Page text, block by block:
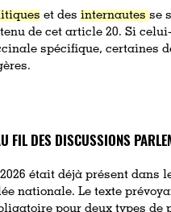
et desinternautesse
de cet article 20. Si
spécifique, certaines
FIL DES DISCUSSIONS
2026 était déjà présent
nationale. Le texte
pour deux types de